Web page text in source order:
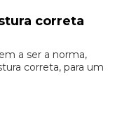
correta
a ser a norma,
correta, para um